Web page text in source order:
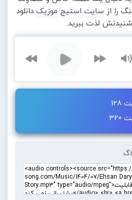
را از سایت استیج موزیک دانلود
شنیدنش لذت ببرید.